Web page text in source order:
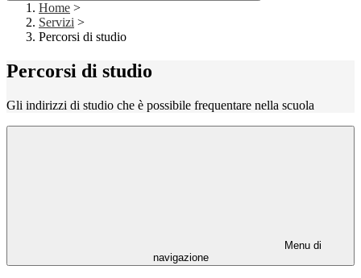
Home >
Servizi >
Percorsi di studio
Percorsi di studio
Gli indirizzi di studio che è possibile frequentare nella scuola
Menu di
navigazione